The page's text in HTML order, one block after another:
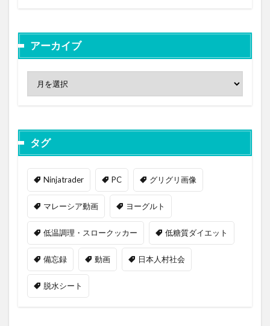
アーカイブ
タグ
Ninjatrader PC グリグリ画像
マレーシア動画 ヨーグルト
低温調理・スロークッカー 低糖質ダイエット
備忘録 動画 日本人村社会
脱水シート